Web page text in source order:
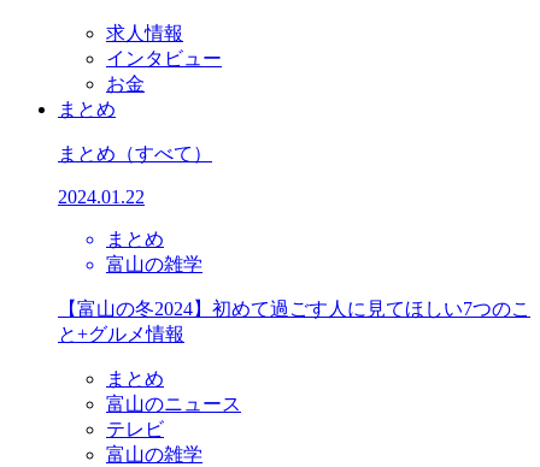
求人情報
インタビュー
お金
まとめ
まとめ （すべて）
2024.01.22
まとめ
富山の雑学
【富山の冬2024】初めて過ごす人に見てほしい7つのこ
と+グルメ情報
まとめ
富山のニュース
テレビ
富山の雑学